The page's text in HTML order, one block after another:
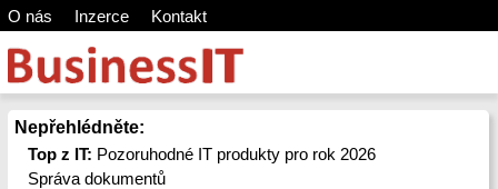
O nás Inzerce Kontakt
Nepřehlédněte:
Top z IT: Pozoruhodné IT produkty pro rok 2026
Správa dokumentů